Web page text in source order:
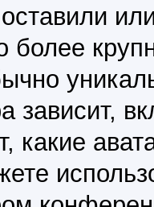
более
зависит,
какие